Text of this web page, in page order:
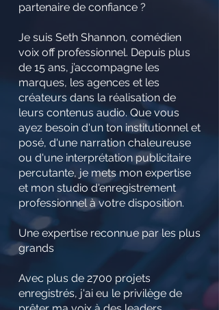
partenaire de confiance ?
Je suis Seth Shannon, comédien
voix off professionnel. Depuis plus
de 15 ans, j’accompagne les
marques, les agences et les
créateurs dans la réalisation de
leurs contenus audio. Que vous
ayez besoin d'un ton institutionnel et
posé, d'une narration chaleureuse
ou d'une interprétation publicitaire
percutante, je mets mon expertise
et mon studio d'enregistrement
professionnel à votre disposition.
Une expertise reconnue par les plus
grands
Avec plus de 2700 projets
enregistrés, j'ai eu le privilège de